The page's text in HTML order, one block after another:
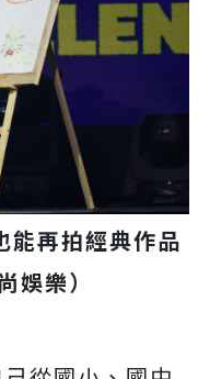
再拍經典作品
娛樂）